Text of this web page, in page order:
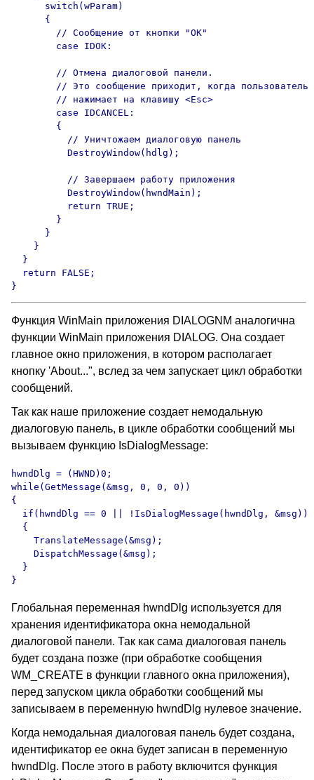
      switch(wParam)
      {
        // Сообщение от кнопки "OK"
        case IDOK:
        // Отмена диалоговой панели.
        // Это сообщение приходит, когда пользователь
        // нажимает на клавишу <Esc>
        case IDCANCEL:
        {
          // Уничтожаем диалоговую панель
          DestroyWindow(hdlg);
          // Завершаем работу приложения
          DestroyWindow(hwndMain);
          return TRUE;
        }
      }
    }
  }
  return FALSE;
}
Функция WinMain приложения DIALOGNM аналогична
функции WinMain приложения DIALOG. Она создает
главное окно приложения, в котором располагает
кнопку 'About...", вслед за чем запускает цикл обработки
сообщений.
Так как наше приложение создает немодальную
диалоговую панель, в цикле обработки сообщений мы
вызываем функцию IsDialogMessage:
hwndDlg = (HWND)0;
while(GetMessage(&msg, 0, 0, 0))
{
  if(hwndDlg == 0 || !IsDialogMessage(hwndDlg, &msg))
  {
    TranslateMessage(&msg);
    DispatchMessage(&msg);
  }
}
Глобальная переменная hwndDlg используется для
хранения идентификатора окна немодальной
диалоговой панели. Так как сама диалоговая панель
будет создана позже (при обработке сообщения
WM_CREATE в функции главного окна приложения),
перед запуском цикла обработки сообщений мы
записываем в переменную hwndDlg нулевое значение.
Когда немодальная диалоговая панель будет создана,
идентификатор ее окна будет записан в переменную
hwndDlg. После этого в работу включится функция